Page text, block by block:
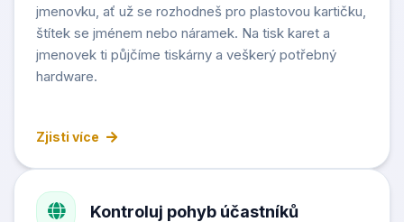
jmenovku, ať už se rozhodneš pro plastovou kartičku,
štítek se jménem nebo náramek. Na tisk karet a
jmenovek ti půjčíme tiskárny a veškerý potřebný
hardware.
Zjisti více
Kontroluj pohyb účastníků